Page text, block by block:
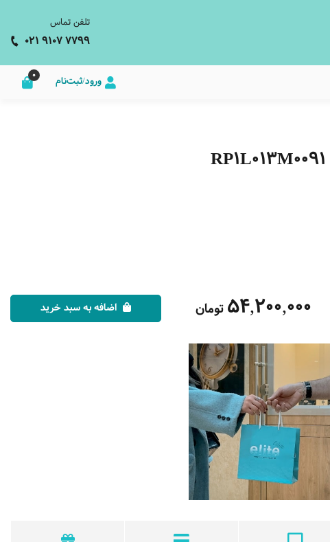
تلفن تماس
021 9107 7799
ورود/ثبت‌نام 0
54,200,000تومان اضافه به سبد خرید